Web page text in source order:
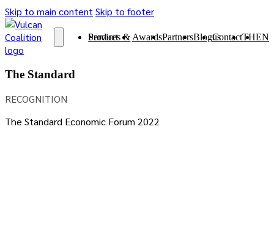
Skip to main content Skip to footer
Services & Product AwardsPartnersBlogContact us THEN
The Standard
RECOGNITION
The Standard Economic Forum 2022